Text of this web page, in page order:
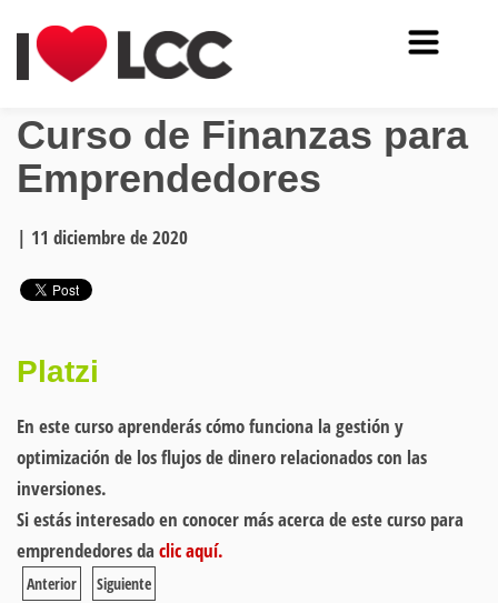
Curso de Finanzas para
Emprendedores
| 11 diciembre de 2020
Platzi
En este curso aprenderás cómo funciona la gestión y
optimización de los flujos de dinero relacionados con las
inversiones.
Si estás interesado en conocer más acerca de este curso para
emprendedores da clic aquí.
Anterior Siguiente